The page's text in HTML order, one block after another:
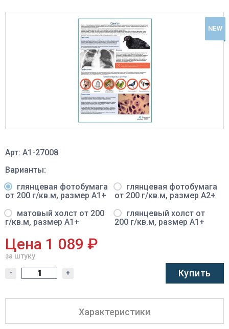
NEW
Арт: A1-27008
Варианты:
глянцевая фотобумага
от 200 г/кв.м, размер A1+
глянцевая фотобумага
от 200 г/кв.м, размер A2+
матовый холст от 200
г/кв.м, размер A1+
глянцевый холст от
200 г/кв.м, размер A1+
Цена 1 089 ₽
за штуку
- + Купить
Характеристики